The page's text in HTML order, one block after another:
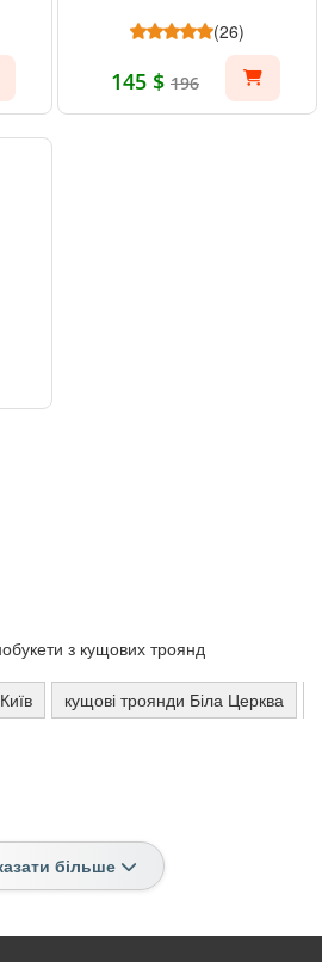
(26)
145 $ 196
з кущових троянд
кущові троянди Біла Церква
більше